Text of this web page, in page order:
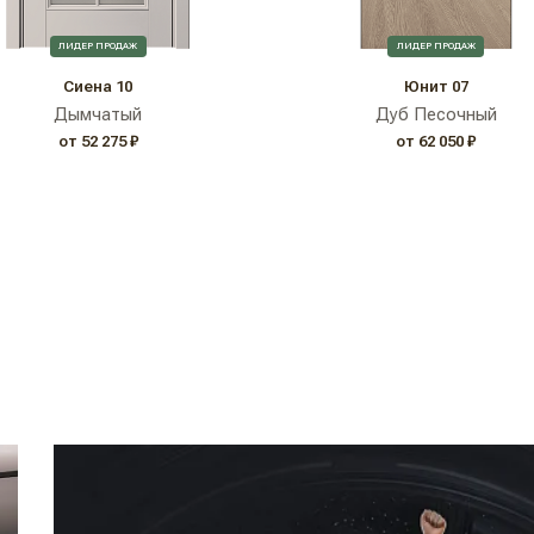
ЛИДЕР ПРОДАЖ
Сиена 10
Дымчатый
от 52 275 ₽
ЛИДЕР ПРОДАЖ
Юнит 07
Дуб Песочный
от 62 050 ₽